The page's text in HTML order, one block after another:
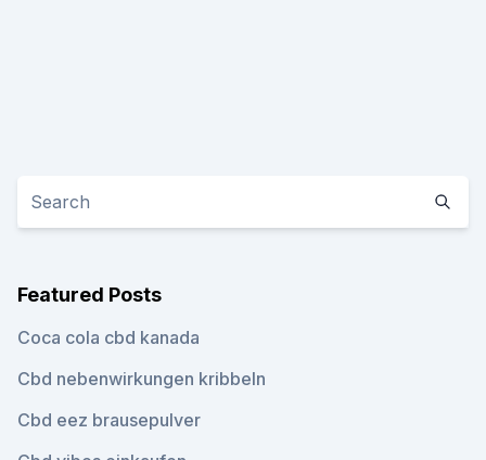
Featured Posts
Coca cola cbd kanada
Cbd nebenwirkungen kribbeln
Cbd eez brausepulver